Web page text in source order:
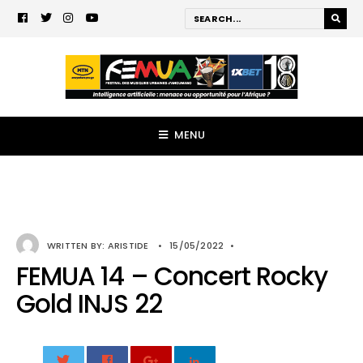
MENU
WRITTEN BY: ARISTIDE • 15/05/2022 •
FEMUA 14 – Concert Rocky
Gold INJS 22